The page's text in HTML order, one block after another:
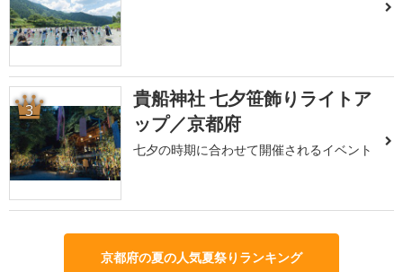
3
貴船神社 七夕笹飾りライトア
ップ／京都府
七夕の時期に合わせて開催されるイベント
京都府の夏の人気夏祭りランキング